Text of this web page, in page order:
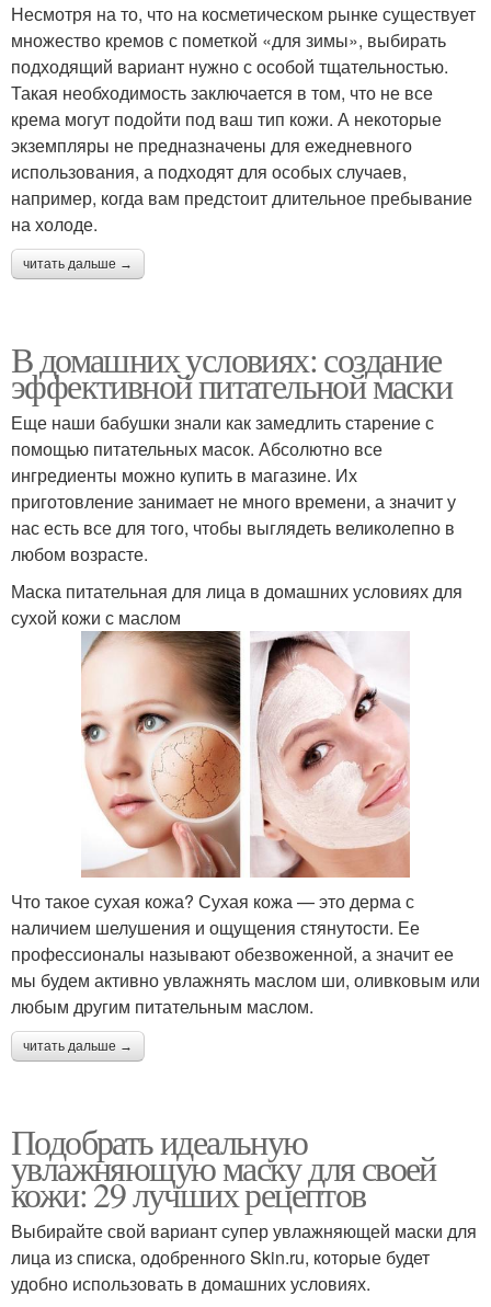
Несмотря на то, что на косметическом рынке существует
множество кремов с пометкой «для зимы», выбирать
подходящий вариант нужно с особой тщательностью.
Такая необходимость заключается в том, что не все
крема могут подойти под ваш тип кожи. А некоторые
экземпляры не предназначены для ежедневного
использования, а подходят для особых случаев,
например, когда вам предстоит длительное пребывание
на холоде.
читать дальше →
В домашних условиях: создание
эффективной питательной маски
Еще наши бабушки знали как замедлить старение с
помощью питательных масок. Абсолютно все
ингредиенты можно купить в магазине. Их
приготовление занимает не много времени, а значит у
нас есть все для того, чтобы выглядеть великолепно в
любом возрасте.
Маска питательная для лица в домашних условиях для
сухой кожи с маслом
Что такое сухая кожа? Сухая кожа — это дерма с
наличием шелушения и ощущения стянутости. Ее
профессионалы называют обезвоженной, а значит ее
мы будем активно увлажнять маслом ши, оливковым или
любым другим питательным маслом.
читать дальше →
Подобрать идеальную
увлажняющую маску для своей
кожи: 29 лучших рецептов
Выбирайте свой вариант супер увлажняющей маски для
лица из списка, одобренного Skin.ru, которые будет
удобно использовать в домашних условиях.